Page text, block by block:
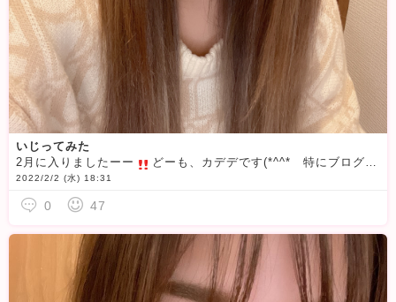
いじってみた
2月に入りましたーー
どーも、カデデです(*^^*ゞ特にブログ書くネタもなくこまっております(´△｀)笑ってことですっぴんで今のカメラアプリでどのぐらい加工ができるか1人でやってみた。笑感想は．．．．．．．．とにかく今のカメラアプリは凄いです！笑顔も理想の大きさになる目も化粧してないのにめっちゃおっきくなる鼻もシュッと筋がとおる！化粧してないのに化粧してる感が凄いです???世の中恐ろしくなりましたね。笑私の若い時代は角度重視だったけど今は凄い技術をもつアプリがあるから角度あまり関係ないね
2022/2/2 (水) 18:31
0 47